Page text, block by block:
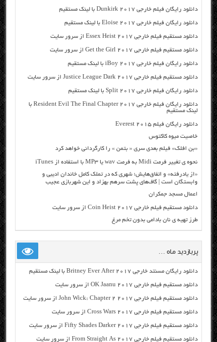
دانلود رایگان فیلم خارجی Dunkirk 2017 با لینک مستقیم
دانلود رایگان فیلم خارجی Eloise 2017 با لینک مستقیم
دانلود مستقیم فیلم خارجی Essex Heist 2017 از سرور سایت
دانلود مستقیم فیلم خارجی Get the Girl 2017 از سرور سایت
دانلود رایگان فیلم خارجی iBoy 2017 با لینک مستقیم
دانلود مستقیم فیلم خارجی Justice League Dark 2017 از سرور سایت
دانلود رایگان فیلم خارجی Split 2017 با لینک مستقیم
دانلود رایگان فیلم خارجی Resident Evil The Final Chapter 2017 با
لینک مستقیم
دانلود رایگان فیلم Everest 2015
خاصیت میوه کاکتوس
«بن افلک» فیلم بعدی سری « بتمن » را کارگردانی خواهد کرد
نحوه ی تغییر فرمت Midi به فرمت wav یا MP3 با استفاده از iTunes
«از یادرفته» و اتفاق‌هایش؛ شهری که در تملک کامل خاندان ادیبی و
وابستگان است | گاف‌های پشت سرهم بهزاد و این شهربازی عجیب
اعمال مسجد جمکران
دانلود مستقیم فیلم خارجی Coin Heist 2017 از سرور سایت
طرز تهیه ی نان بادامی بدون تخم مرغ
پربازدید ماه …
دانلود رایگان مسنتد خارجی Britney Ever After 2017 با لینک مستقیم
دانلود مستقیم فیلم خارجی OK Jaanu 2017 از سرور سایت
دانلود مستقیم فیلم خارجی John Wick: Chapter 2 2017 از سرور سایت
دانلود مستقیم فیلم خارجی Cross Wars 2017 از سرور سایت
دانلود مستقیم فیلم خارجی Fifty Shades Darker 2017 از سرور سایت
دانلود مستقیم فیلم خارجی From Straight As 2017 از سرور سایت